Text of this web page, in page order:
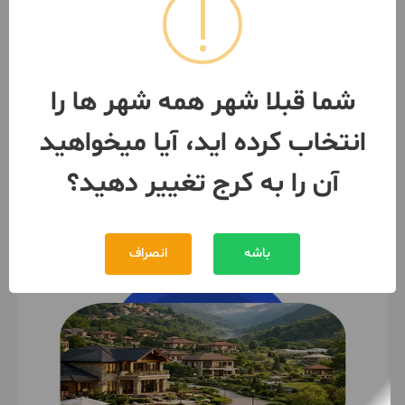
۸۶ متر دوخواب » سنددار » یاسر
ها » فول بازسازی
کرج- دهقان ویلا
مبلغ
3,700,000,000 تومان
7 ماه پیش 091209***69
شما قبلا شهر همه شهر ها را
انتخاب کرده اید، آیا میخواهید
آن را به کرج تغییر دهید؟
باشه انصراف